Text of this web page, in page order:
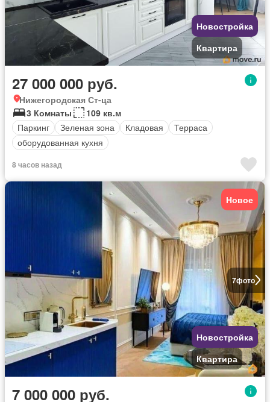
Новостройка
Квартира
27 000 000 руб.
Нижегородская Ст-ца
3 Комнаты
109 кв.м
Паркинг
Зеленая зона Кладовая
Терраса
оборудованная кухня
8 часов назад
7фото
Новое
Новостройка
Квартира
7 000 000 руб.